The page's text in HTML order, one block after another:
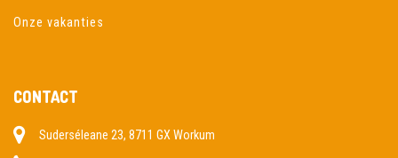
Onze vakanties
CONTACT
Suderséleane 23, 8711 GX Workum